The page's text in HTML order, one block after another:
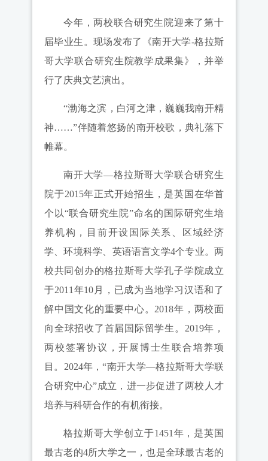
今年，两校联合研究生院迎来了第十
届毕业生。现场发布了《南开大学-格拉斯
哥大学联合研究生院教学成果集》，并举
行了庆典文艺演出。
“渤海之滨，白河之津，巍巍我南开精
神……”伴随着悠扬的南开校歌，典礼落下
帷幕。
南开大学—格拉斯哥大学联合研究生
院于2015年正式开始招生，是英国在华首
个以“联合研究生院”命名的国际研究生培
养机构，目前开设国际关系、区域经济
学、环境科学、英语语言文学4个专业。两
校共同创办的格拉斯哥大学孔子学院成立
于2011年10月，已成为当地学习汉语和了
解中国文化的重要中心。2018年，两校面
向全球招收了首届国际留学生。2019年，
两校签署协议，开展博士生联合培养项
目。2024年，“南开大学—格拉斯哥大学联
合研究中心”成立，进一步促进了两校人才
培养与科研合作的有机衔接。
格拉斯哥大学创立于1451年，是英国
最古老的4所大学之一，也是全球最古老的